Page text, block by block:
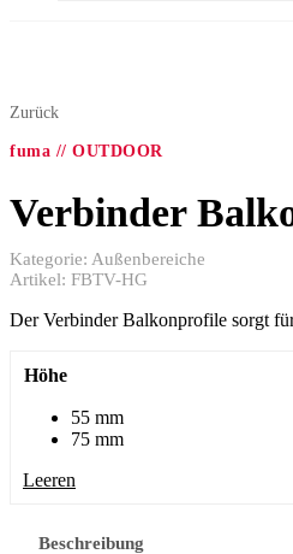
Zurück
fuma // OUTDOOR
Verbinder
Kategorie: Außenbereiche
Artikel: FBTV-HG
Der Verbinder Balkonprofile sorgt
Höhe
55 mm
75 mm
Leeren
Beschreibung